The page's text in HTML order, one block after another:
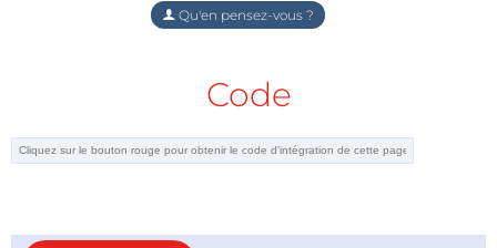
en un tournemain, dont :
avec périphériques indépendants du cœur intégrés :
détection en temps réel fonctionnant sur batterie, le
mémoire et de l’analogique avancé. Grâce aux
Qu'en pensez-vous ?
Code